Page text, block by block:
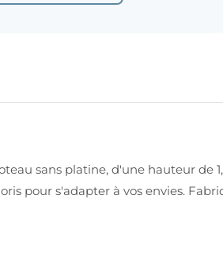
sans platine, d'une hauteur de
pour s'adapter à vos envies.